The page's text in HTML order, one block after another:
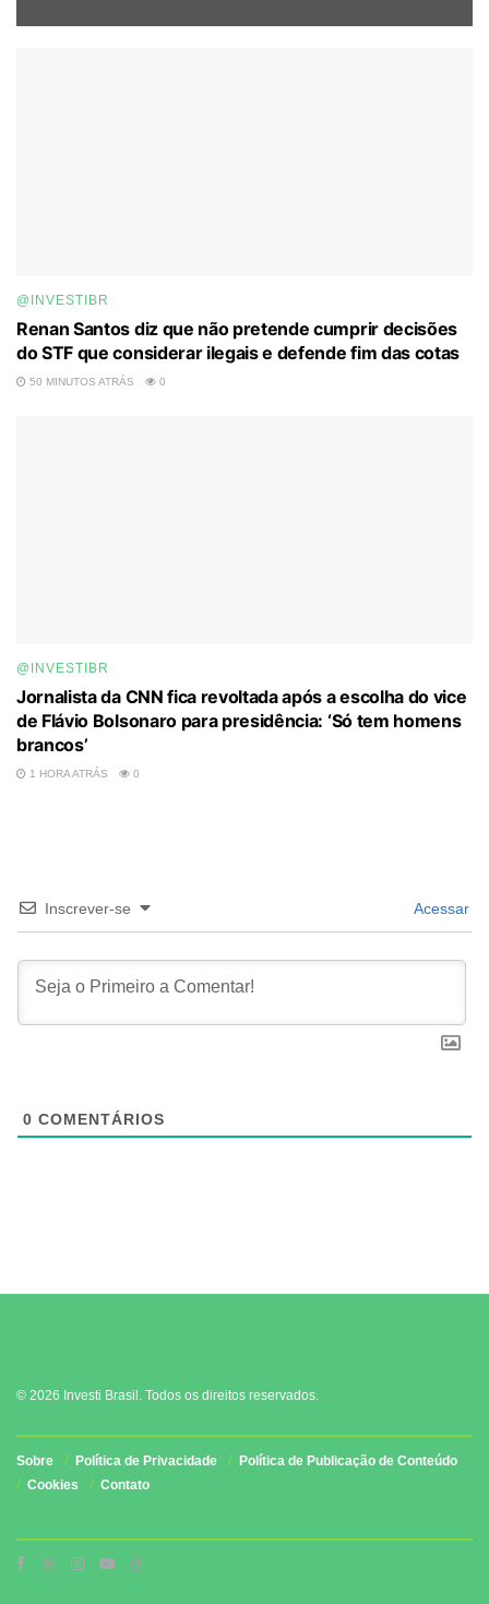
@INVESTIBR
Renan Santos diz que não pretende cumprir decisões
do STF que considerar ilegais e defende fim das cotas
50 MINUTOS ATRÁS 0
@INVESTIBR
Jornalista da CNN fica revoltada após a escolha do vice
de Flávio Bolsonaro para presidência: ‘Só tem homens
brancos’
1 HORA ATRÁS 0
Inscrever-se Acessar
0 COMENTÁRIOS
© 2026 Investi Brasil. Todos os direitos reservados.
Sobre Política de Privacidade
Política de Publicação de Conteúdo
Cookies
Contato